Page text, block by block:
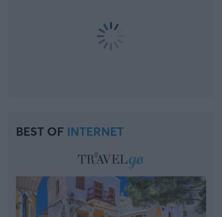
BEST OF INTERNET